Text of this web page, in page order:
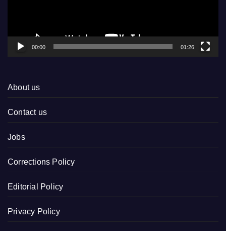
00:00 01:26
About us
Contact us
Jobs
Corrections Policy
Editorial Policy
Privacy Policy